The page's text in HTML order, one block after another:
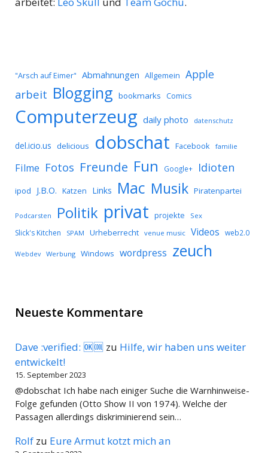
"Arsch auf Eimer" Abmahnungen Allgemein Apple
arbeit Blogging bookmarks Comics
Computerzeug daily photo datenschutz
del.icio.us delicious dobschat Facebook familie
Filme Fotos Freunde Fun Google+ Idioten
ipod J.B.O. Katzen Links Mac Musik Piratenpartei
Podcarsten Politik privat projekte Sex
Slick's Kitchen SPAM Urheberrecht venue music Videos web2.0
Webdev Werbung Windows wordpress zeuch
Neueste Kommentare
Dave :verified: 🆗🆒 zu Hilfe, wir haben uns weiter
entwickelt!
15. September 2023
@dobschat Ich habe nach einiger Suche die Warnhinweise-
Folge gefunden (Otto Show II von 1974). Welche der
Passagen allerdings diskriminierend sein…
Rolf zu Eure Armut kotzt mich an